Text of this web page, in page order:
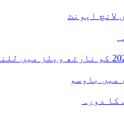
میں باوسو
دورہ